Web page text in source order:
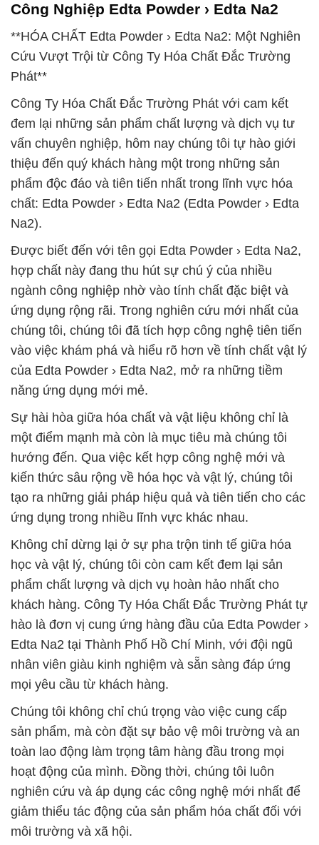
Công Nghiệp Edta Powder › Edta Na2
**HÓA CHẤT Edta Powder › Edta Na2: Một Nghiên
Cứu Vượt Trội từ Công Ty Hóa Chất Đắc Trường
Phát**
Công Ty Hóa Chất Đắc Trường Phát với cam kết
đem lại những sản phẩm chất lượng và dịch vụ tư
vấn chuyên nghiệp, hôm nay chúng tôi tự hào giới
thiệu đến quý khách hàng một trong những sản
phẩm độc đáo và tiên tiến nhất trong lĩnh vực hóa
chất: Edta Powder › Edta Na2 (Edta Powder › Edta
Na2).
Được biết đến với tên gọi Edta Powder › Edta Na2,
hợp chất này đang thu hút sự chú ý của nhiều
ngành công nghiệp nhờ vào tính chất đặc biệt và
ứng dụng rộng rãi. Trong nghiên cứu mới nhất của
chúng tôi, chúng tôi đã tích hợp công nghệ tiên tiến
vào việc khám phá và hiểu rõ hơn về tính chất vật lý
của Edta Powder › Edta Na2, mở ra những tiềm
năng ứng dụng mới mẻ.
Sự hài hòa giữa hóa chất và vật liệu không chỉ là
một điểm mạnh mà còn là mục tiêu mà chúng tôi
hướng đến. Qua việc kết hợp công nghệ mới và
kiến thức sâu rộng về hóa học và vật lý, chúng tôi
tạo ra những giải pháp hiệu quả và tiên tiến cho các
ứng dụng trong nhiều lĩnh vực khác nhau.
Không chỉ dừng lại ở sự pha trộn tinh tế giữa hóa
học và vật lý, chúng tôi còn cam kết đem lại sản
phẩm chất lượng và dịch vụ hoàn hảo nhất cho
khách hàng. Công Ty Hóa Chất Đắc Trường Phát tự
hào là đơn vị cung ứng hàng đầu của Edta Powder ›
Edta Na2 tại Thành Phố Hồ Chí Minh, với đội ngũ
nhân viên giàu kinh nghiệm và sẵn sàng đáp ứng
mọi yêu cầu từ khách hàng.
Chúng tôi không chỉ chú trọng vào việc cung cấp
sản phẩm, mà còn đặt sự bảo vệ môi trường và an
toàn lao động làm trọng tâm hàng đầu trong mọi
hoạt động của mình. Đồng thời, chúng tôi luôn
nghiên cứu và áp dụng các công nghệ mới nhất để
giảm thiểu tác động của sản phẩm hóa chất đối với
môi trường và xã hội.